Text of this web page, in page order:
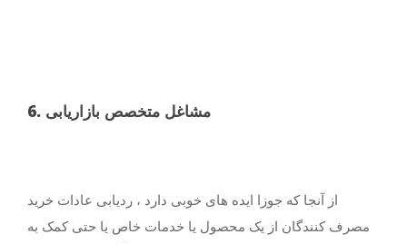
6. مشاغل متخصص بازاریابی
از آنجا که جوزا ایده های خوبی دارد ، ردیابی عادات خرید
مصرف کنندگان از یک محصول یا خدمات خاص یا حتی کمک به